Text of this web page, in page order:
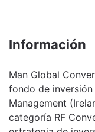
Información
Man Global
fondo de
Management
categoría RF